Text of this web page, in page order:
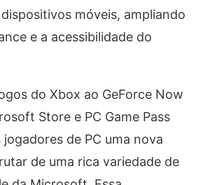
móveis, ampliando
e a acessibilidade do
do Xbox ao GeForce Now
Store e PC Game Pass
de PC uma nova
de uma rica variedade de